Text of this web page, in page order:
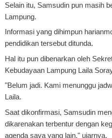
Selain itu, Samsudin pun masih
Lampung.
Informasi yang dihimpun
pendidikan tersebut ditunda.
Hal itu pun dibenarkan oleh
Kebudayaan Lampung Laila
"Belum jadi. Kami menunggu
Laila.
Saat dikonfirmasi, Samsudin
dikarenakan terbentur dengan
agenda saya yang lain," ujarnya.